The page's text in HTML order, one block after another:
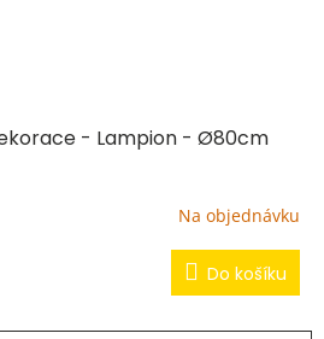
- Lampion - Ø80cm
Na objednávku
Do košíku